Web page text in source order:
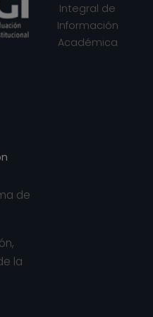
America (2016,
(2016)
de
la
Integral de
Información
Académica